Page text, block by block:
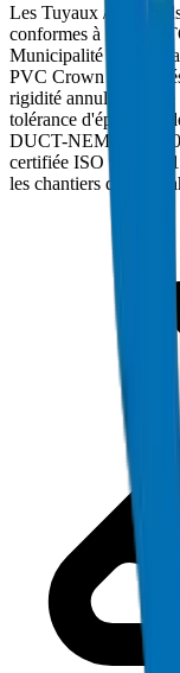
Les Tuyaux /
conformes à NEMA
Municipalité de
PVC Crown sont
rigidité annulaire et de
tolérance d'épaisseur
DUCT-NEMATC2-
certifiée ISO
les chantiers de